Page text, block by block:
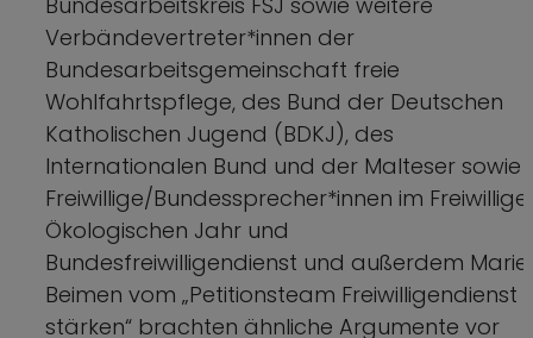
Verbändevertreter*innen der
Bundesarbeitsgemeinschaft freie
Wohlfahrtspflege, des Bund der Deutschen
Katholischen Jugend (BDKJ), des
Internationalen Bund und der Malteser sowie
Freiwillige/Bundessprecher*innen im
Ökologischen Jahr und
Bundesfreiwilligendienst und außerdem Marie
Beimen vom „Petitionsteam Freiwilligendienst
stärken“ brachten ähnliche Argumente vor